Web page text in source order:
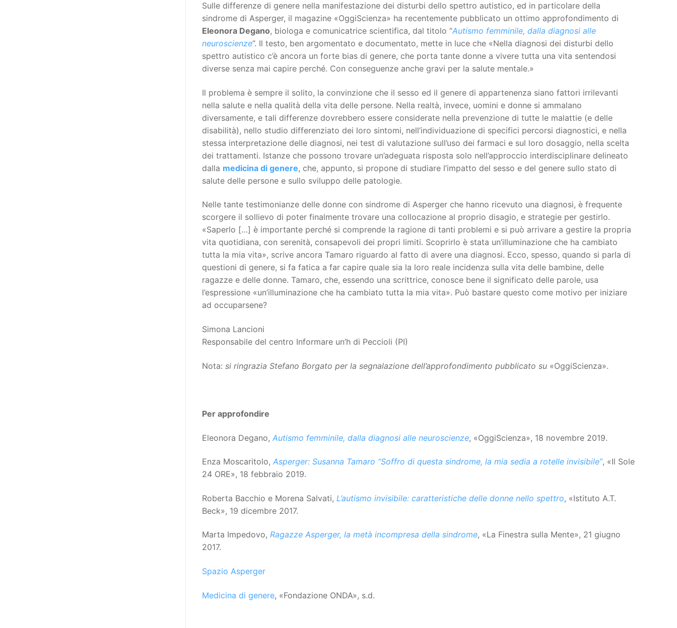
Sulle differenze di genere nella manifestazione dei disturbi dello spettro autistico, ed in particolare della
sindrome di Asperger, il magazine «OggiScienza» ha recentemente pubblicato un ottimo approfondimento di
Eleonora Degano, biologa e comunicatrice scientifica, dal titolo “Autismo femminile, dalla diagnosi alle
neuroscienze”. Il testo, ben argomentato e documentato, mette in luce che «Nella diagnosi dei disturbi dello
spettro autistico c’è ancora un forte bias di genere, che porta tante donne a vivere tutta una vita sentendosi
diverse senza mai capire perché. Con conseguenze anche gravi per la salute mentale.»
Il problema è sempre il solito, la convinzione che il sesso ed il genere di appartenenza siano fattori irrilevanti
nella salute e nella qualità della vita delle persone. Nella realtà, invece, uomini e donne si ammalano
diversamente, e tali differenze dovrebbero essere considerate nella prevenzione di tutte le malattie (e delle
disabilità), nello studio differenziato dei loro sintomi, nell’individuazione di specifici percorsi diagnostici, e nella
stessa interpretazione delle diagnosi, nei test di valutazione sull’uso dei farmaci e sul loro dosaggio, nella scelta
dei trattamenti. Istanze che possono trovare un’adeguata risposta solo nell’approccio interdisciplinare delineato
dalla medicina di genere, che, appunto, si propone di studiare l’impatto del sesso e del genere sullo stato di
salute delle persone e sullo sviluppo delle patologie.
Nelle tante testimonianze delle donne con sindrome di Asperger che hanno ricevuto una diagnosi, è frequente
scorgere il sollievo di poter finalmente trovare una collocazione al proprio disagio, e strategie per gestirlo.
«Saperlo […] è importante perché si comprende la ragione di tanti problemi e si può arrivare a gestire la propria
vita quotidiana, con serenità, consapevoli dei propri limiti. Scoprirlo è stata un’illuminazione che ha cambiato
tutta la mia vita», scrive ancora Tamaro riguardo al fatto di avere una diagnosi. Ecco, spesso, quando si parla di
questioni di genere, si fa fatica a far capire quale sia la loro reale incidenza sulla vita delle bambine, delle
ragazze e delle donne. Tamaro, che, essendo una scrittrice, conosce bene il significato delle parole, usa
l’espressione «un’illuminazione che ha cambiato tutta la mia vita». Può bastare questo come motivo per iniziare
ad occuparsene?
Simona Lancioni
Responsabile del centro Informare un’h di Peccioli (PI)
Nota: si ringrazia Stefano Borgato per la segnalazione dell’approfondimento pubblicato su «OggiScienza».
Per approfondire
Eleonora Degano, Autismo femminile, dalla diagnosi alle neuroscienze, «OggiScienza», 18 novembre 2019.
Enza Moscaritolo, Asperger: Susanna Tamaro “Soffro di questa sindrome, la mia sedia a rotelle invisibile”, «Il Sole
24 ORE», 18 febbraio 2019.
Roberta Bacchio e Morena Salvati, L’autismo invisibile: caratteristiche delle donne nello spettro, «Istituto A.T.
Beck», 19 dicembre 2017.
Marta Impedovo, Ragazze Asperger, la metà incompresa della sindrome, «La Finestra sulla Mente», 21 giugno
2017.
Spazio Asperger
Medicina di genere, «Fondazione ONDA», s.d.